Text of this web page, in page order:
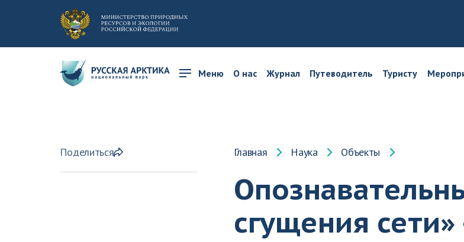
Меню О нас Журнал Путеводитель Туристу
Поделиться Главная Наука Объекты
сгущения сети»